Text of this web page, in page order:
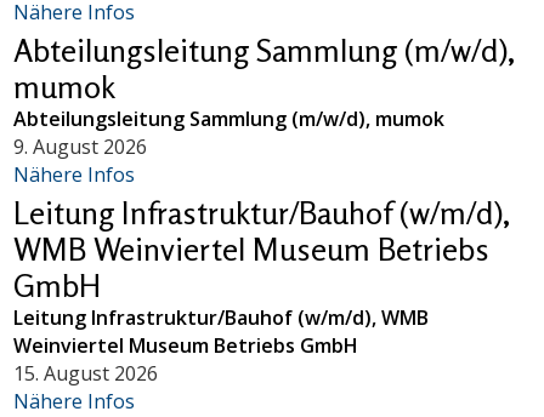
Nähere Infos
Abteilungsleitung Sammlung (m/w/d),
mumok
Abteilungsleitung Sammlung (m/w/d), mumok
9. August 2026
Nähere Infos
Leitung Infrastruktur/Bauhof (w/m/d),
WMB Weinviertel Museum Betriebs
GmbH
Leitung Infrastruktur/Bauhof (w/m/d), WMB
Weinviertel Museum Betriebs GmbH
15. August 2026
Nähere Infos